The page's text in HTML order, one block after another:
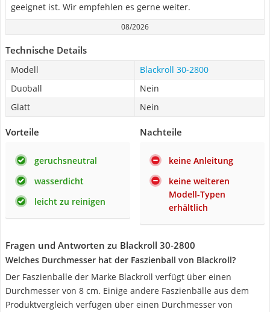
geeignet ist. Wir empfehlen es gerne weiter.
08/2026
Technische Details
Modell
Blackroll 30-2800
Duoball
Nein
Glatt
Nein
Vorteile
geruchsneutral
wasserdicht
leicht zu reinigen
Nachteile
keine Anleitung
keine weiteren
Modell-Typen
erhältlich
Fragen und Antworten zu Blackroll 30-2800
Welches Durchmesser hat der Faszienball von Blackroll?
Der Faszienballe der Marke Blackroll verfügt über einen
Durchmesser von 8 cm. Einige andere Faszienbälle aus dem
Produktvergleich verfügen über einen Durchmesser von